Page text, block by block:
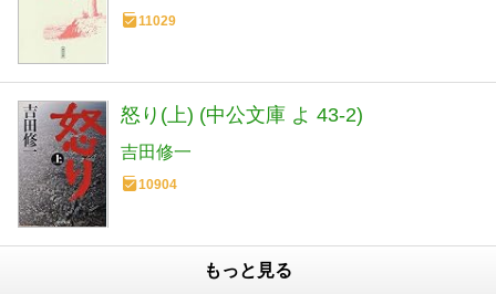
11029
怒り(上) (中公文庫 よ 43-2)
吉田修一
10904
もっと見る